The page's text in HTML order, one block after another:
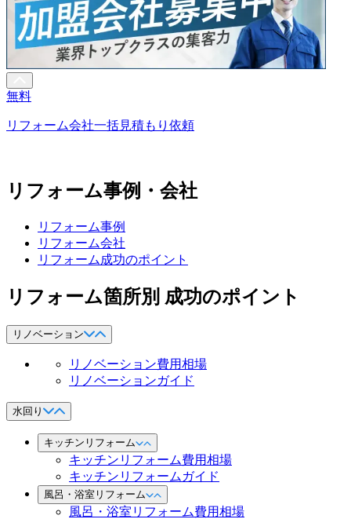
無料
リフォーム会社一括見積もり依頼
リフォーム事例・会社
リフォーム事例
リフォーム会社
リフォーム成功のポイント
リフォーム箇所別 成功のポイント
リノベーション
リノベーション費用相場
リノベーションガイド
水回り
キッチンリフォーム
キッチンリフォーム費用相場
キッチンリフォームガイド
風呂・浴室リフォーム
風呂・浴室リフォーム費用相場